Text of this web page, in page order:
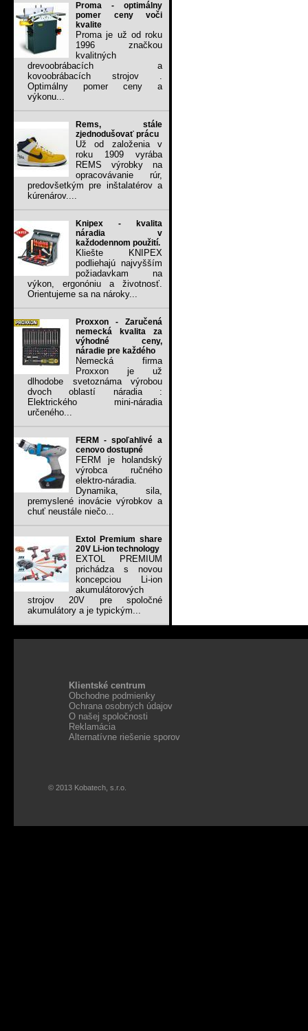
Proma - optimálny
pomer ceny voči
kvalite
Proma je už od roku
1996 značkou
kvalitných
drevoobrábacích a
kovoobrábacích strojov .
Optimálny pomer ceny a
výkonu...
Rems, stále
zjednodušovať prácu
Už od založenia v
roku 1909 vyrába
REMS výrobky na
opracovávanie rúr,
predovšetkým pre inštalatérov a
kúrenárov....
Knipex - kvalita
náradia v
každodennom použití.
Kliešte KNIPEX
podliehajú najvyšším
požiadavkam na
výkon, ergonóniu a životnosť.
Orientujeme sa na nároky...
Proxxon - Zaručená
nemecká kvalita za
výhodné ceny,
náradie pre každého
Nemecká firma
Proxxon je už
dlhodobe svetoznáma výrobou
dvoch oblastí náradia :
Elektrického mini-náradia
určeného...
FERM - spoľahlivé a
cenovo dostupné
FERM je holandský
výrobca ručného
elektro-náradia.
Dynamika, sila,
premyslené inovácie výrobkov a
chuť neustále niečo...
Extol Premium share
20V Li-ion technology
EXTOL PREMIUM
prichádza s novou
koncepciou Li-ion
akumulátorových
strojov 20V pre spoločné
akumulátory a je typickým...
Klientské centrum
Obchodne podmienky
Ochrana osobných údajov
O našej spoločnosti
Reklamácia
Alternatívne riešenie sporov
© 2013 Kobatech, s.r.o.